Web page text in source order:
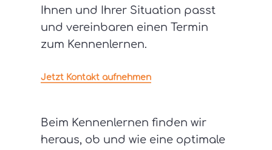
Ihnen und Ihrer Situation passt
und vereinbaren einen Termin
zum Kennenlernen.
Jetzt Kontakt aufnehmen
Beim Kennenlernen finden wir
heraus, ob und wie eine optimale